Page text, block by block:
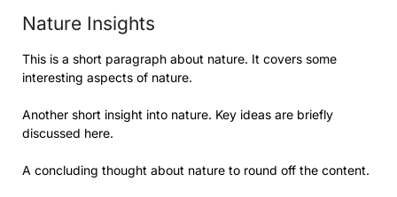
Nature Insights
This is a short paragraph about nature. It covers some
interesting aspects of nature.
Another short insight into nature. Key ideas are briefly
discussed here.
A concluding thought about nature to round off the content.